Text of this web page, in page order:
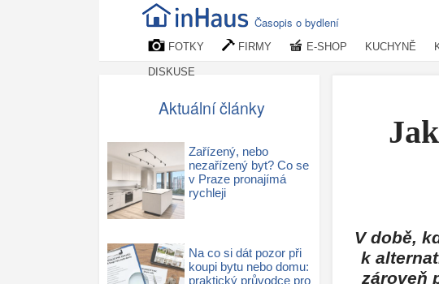
Časopis o bydlení
FOTKY FIRMY E-SHOP KUCHYNĚ
DISKUSE
Aktuální články
Zařízený, nebo
nezařízený byt? Co se
v Praze pronajímá
rychleji
Na co si dát pozor při
koupi bytu nebo domu:
praktický průvodce pro
V době,
k
zároveň